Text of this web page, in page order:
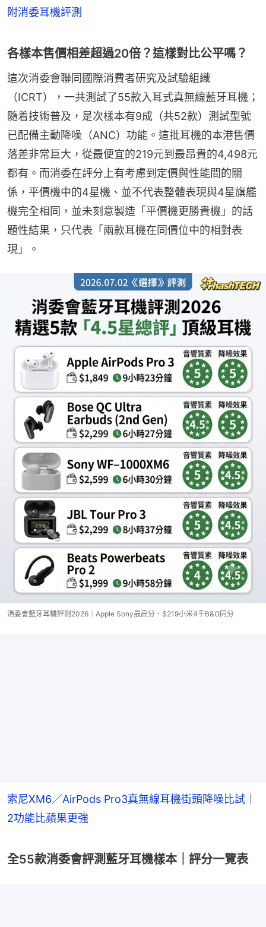
附消委耳機評測
各樣本售價相差超過20倍？這樣對比公平嗎？
這次消委會聯同國際消費者研究及試驗組織
（ICRT），一共測試了55款入耳式真無線藍牙耳機；
隨着技術普及，是次樣本有9成（共52款）測試型號
已配備主動降噪（ANC）功能。這批耳機的本港售價
落差非常巨大，從最便宜的219元到最昂貴的4,498元
都有。而消委在評分上有考慮到定價與性能間的關
係，平價機中的4星機、並不代表整體表現與4星旗艦
機完全相同，並未刻意製造「平價機更勝貴機」的話
題性結果，只代表「兩款耳機在同價位中的相對表
現」。
消委會藍牙耳機評測2026｜Apple Sony最高分．$219小米4千B&O同分
索尼XM6／AirPods Pro3真無線耳機街頭降噪比試｜
2功能比蘋果更強
全55款消委會評測藍牙耳機樣本｜評分一覽表